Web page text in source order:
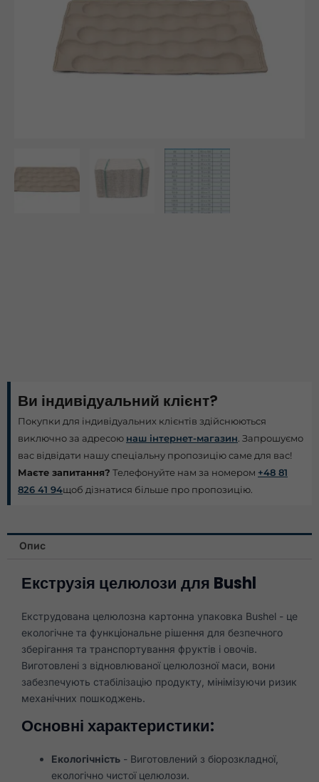
Ви індивідуальний клієнт?
Покупки для індивідуальних клієнтів здійснюються
виключно за адресою наш інтернет-магазин. Запрошуємо
вас відвідати нашу спеціальну пропозицію саме для вас!
Маєте запитання? Телефонуйте нам за номером +48 81
826 41 94щоб дізнатися більше про пропозицію.
Опис
Екструзія целюлози для Bushl
Екструдована целюлозна картонна упаковка Bushel - це
екологічне та функціональне рішення для безпечного
зберігання та транспортування фруктів і овочів.
Виготовлені з відновлюваної целюлозної маси, вони
забезпечують стабілізацію продукту, мінімізуючи ризик
механічних пошкоджень.
Основні характеристики:
Екологічність - Виготовлений з біорозкладної,
екологічно чистої целюлози.